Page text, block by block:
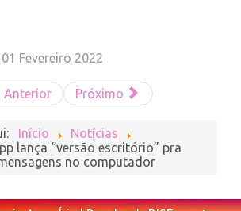
Fevereiro 2022
Anterior Próximo
Início
Notícias
lança “versão escritório” pra
no computador